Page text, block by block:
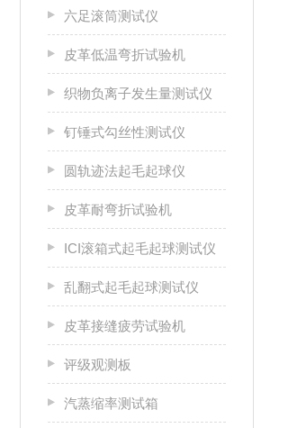
六足滚筒测试仪
皮革低温弯折试验机
织物负离子发生量测试仪
钉锤式勾丝性测试仪
圆轨迹法起毛起球仪
皮革耐弯折试验机
ICI滚箱式起毛起球测试仪
乱翻式起毛起球测试仪
皮革接缝疲劳试验机
评级观测板
汽蒸缩率测试箱